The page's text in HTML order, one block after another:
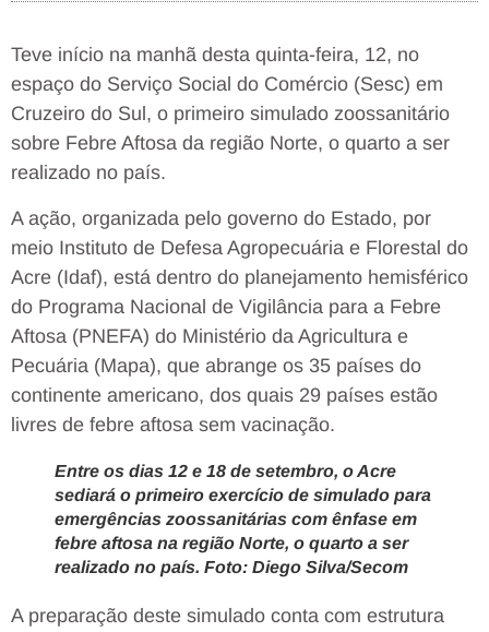
Teve início na manhã desta quinta-feira, 12, no
espaço do Serviço Social do Comércio (Sesc) em
Cruzeiro do Sul, o primeiro simulado zoossanitário
sobre Febre Aftosa da região Norte, o quarto a ser
realizado no país.
A ação, organizada pelo governo do Estado, por
meio Instituto de Defesa Agropecuária e Florestal do
Acre (Idaf), está dentro do planejamento hemisférico
do Programa Nacional de Vigilância para a Febre
Aftosa (PNEFA) do Ministério da Agricultura e
Pecuária (Mapa), que abrange os 35 países do
continente americano, dos quais 29 países estão
livres de febre aftosa sem vacinação.
Entre os dias 12 e 18 de setembro, o Acre
sediará o primeiro exercício de simulado para
emergências zoossanitárias com ênfase em
febre aftosa na região Norte, o quarto a ser
realizado no país. Foto: Diego Silva/Secom
A preparação deste simulado conta com estrutura